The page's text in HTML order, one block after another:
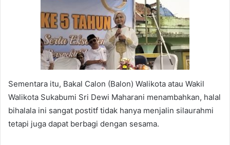
Sementara itu, Bakal Calon (Balon) Walikota atau Wakil
Walikota Sukabumi Sri Dewi Maharani menambahkan, halal
bihalala ini sangat postitf tidak hanya menjalin silaurahmi
tetapi juga dapat berbagi dengan sesama.